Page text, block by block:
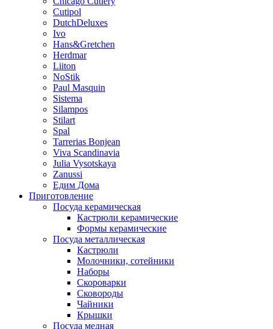
Cutipol
DutchDeluxes
Ivo
Hans&Gretchen
Herdmar
Liiton
NoStik
Paul Masquin
Sistema
Silampos
Stilart
Spal
Tarrerias Bonjean
Viva Scandinavia
Julia Vysotskaya
Zanussi
Едим Дома
Приготовление
Посуда керамическая
Кастрюли керамические
Формы керамические
Посуда металлическая
Кастрюли
Молочники, сотейники
Наборы
Скороварки
Сковороды
Чайники
Крышки
Посуда медная